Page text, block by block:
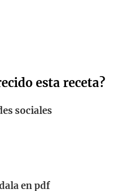
esta receta?
sociales
en pdf